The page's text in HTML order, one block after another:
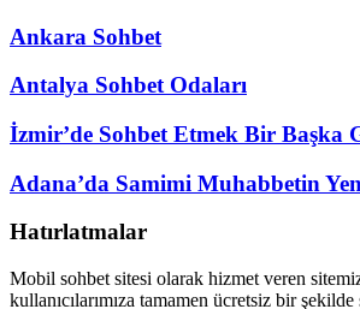
Ankara Sohbet
Antalya Sohbet Odaları
İzmir’de Sohbet Etmek Bir Başka
Adana’da Samimi Muhabbetin
Hatırlatmalar
Mobil sohbet sitesi olarak hizmet veren
kullanıcılarımıza tamamen ücretsiz bir